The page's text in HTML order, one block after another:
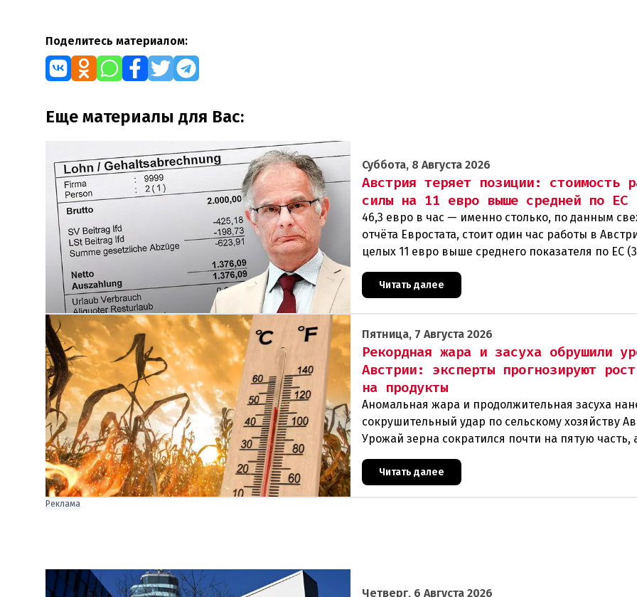
Поделитесь материалом:
Еще материалы для Вас:
Суббота, 8 Августа 2026
Австрия теряет позиции: стоимость
силы на 11 евро выше средней по ЕС
46,3 евро в час — именно столько, по данным
отчёта Евростата, стоит один час работы в
целых 11 евро выше среднего показателя по ЕС
Читать далее
Пятница, 7 Августа 2026
Рекордная жара и засуха обрушили
Австрии: эксперты прогнозируют
на продукты
Аномальная жара и продолжительная засуха
сокрушительный удар по сельскому хозяйству
Урожай зерна сократился почти на пятую часть,
некоторых регионах потери достигают 80
Читать далее
Реклама
Четверг, 6 Августа 2026